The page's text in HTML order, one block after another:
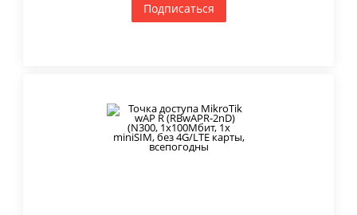
Подписаться